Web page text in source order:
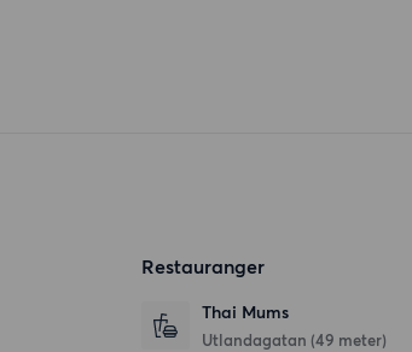
Restauranger
Thai Mums
Utlandagatan (49 meter)